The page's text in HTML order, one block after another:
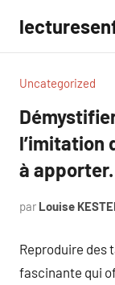
contenu
Uncategorized
l’imitation
à apporter.
par Louise
Reproduire des
fascinante qui